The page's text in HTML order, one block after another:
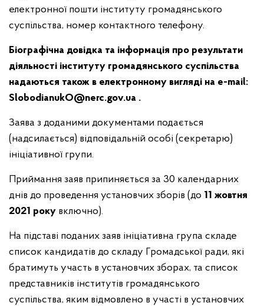
електронної пошти інституту громадянського
суспільства, номер контактного телефону.
Біографічна довідка та інформація про результати
діяльності інституту громадянського суспільства
надаються також в електронному вигляді на e-mail:
SlobodianukO@nerc.gov.ua .
Заява з доданими документами подається
(надсилається) відповідальній особі (секретарю)
ініціативної групи.
Приймання заяв припиняється за 30 календарних
днів до проведення установчих зборів (до 11 жовтня
2021 року включно).
На підставі поданих заяв ініціативна група складе
список кандидатів до складу Громадської ради, які
братимуть участь в установчих зборах, та список
представників інститутів громадянського
суспільства, яким відмовлено в участі в установчих